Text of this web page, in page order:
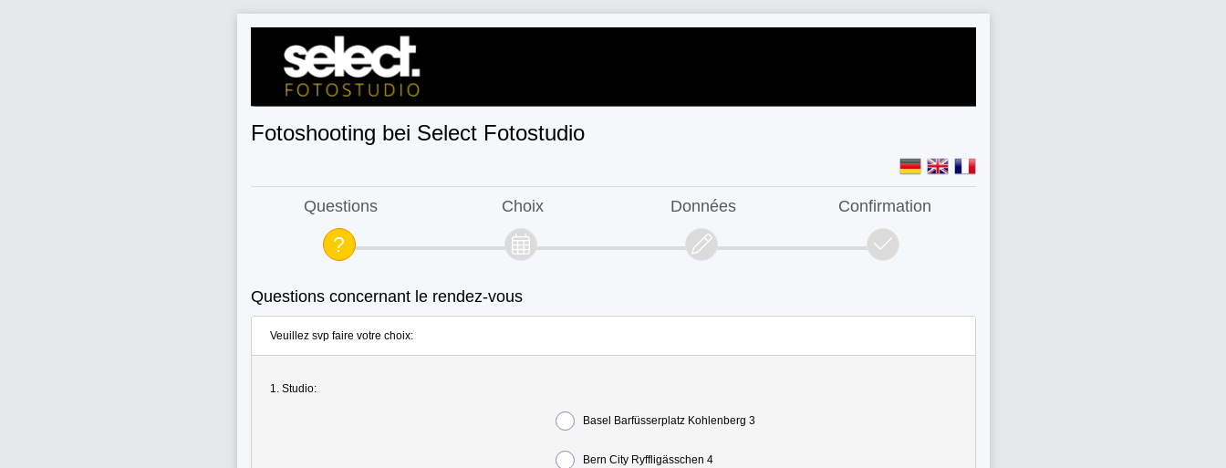
Fotoshooting bei Select Fotostudio
Questions Choix Données Confirmation
Questions concernant le rendez-vous
Veuillez svp faire votre choix:
1. Studio:
Basel Barfüsserplatz Kohlenberg 3
Bern City Ryffligässchen 4